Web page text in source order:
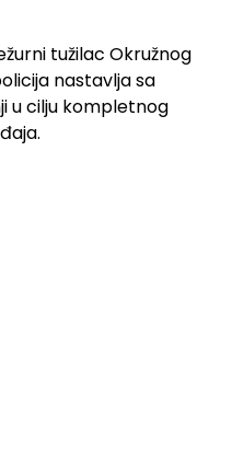
tužilac Okružnog
nastavlja sa
u cilju kompletnog